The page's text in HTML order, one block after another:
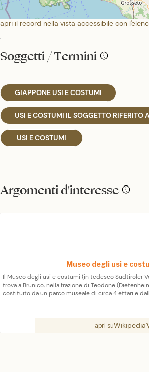
apri il record nella vista accessibile con
Soggetti / Termini
GIAPPONE USI E COSTUMI
USI E COSTUMI IL SOGGETTO RIFERITO
USI E COSTUMI
Argomenti d'interesse
Museo degli usi e
Il Museo degli usi e costumi (in tedesco Südtiroler
trova a Brunico, nella frazione di Teodone
costituito da un parco museale di circa 4 ettari e
apri suWikipedia